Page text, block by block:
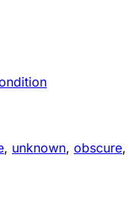
, unknown, obscure,